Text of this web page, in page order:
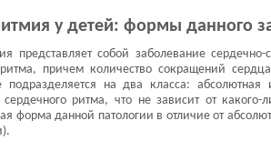
у детей: формы данного
представляет собой заболевание
причем количество сокращений
подразделяется на два класса:
ритма, что не зависит от
форма данной патологии в отличие от